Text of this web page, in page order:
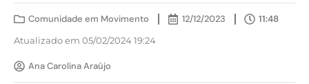
Comunidade em Movimento 12/12/2023 11:48
Atualizado em 05/02/2024 19:24
Ana Carolina Araújo